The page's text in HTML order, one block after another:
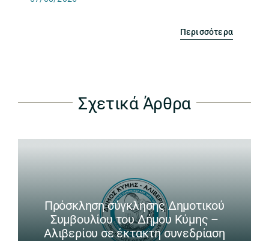
Περισσότερα
Σχετικά Άρθρα
Πρόσκληση σύγκλησης Δημοτικού
Συμβουλίου του Δήμου Κύμης –
Αλιβερίου σε έκτακτη συνεδρίαση